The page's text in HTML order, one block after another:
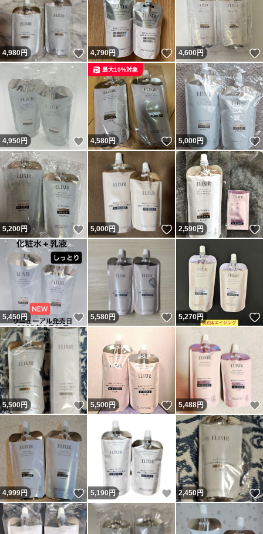
4,980円 いいね！
4,790円 いいね！
4,600円
4,950円 いいね！
4,580円 いいね！
最大10%対象
5,000円
5,200円 いいね！
5,000円 いいね！
2,590円
5,450円 いいね！
5,580円 いいね！
5,270円
5,500円 いいね！
5,500円 いいね！
5,488円
4,999円 いいね！
5,190円 いいね！
2,450円